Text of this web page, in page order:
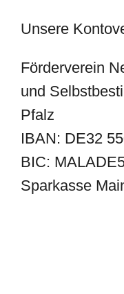
Unsere
Förderverein
und
Pfalz
IBAN: DE32
BIC:
Sparkasse